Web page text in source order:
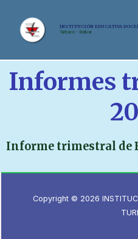
INSTITUCIÓN EDUCATIVA
Turbaco - Bolívar
Informes
Informe trimestral de
Copyright © 2026